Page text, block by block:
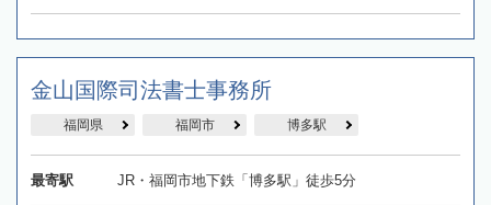
金山国際司法書士事務所
福岡県 福岡市 博多駅
最寄駅 JR・福岡市地下鉄「博多駅」徒歩5分